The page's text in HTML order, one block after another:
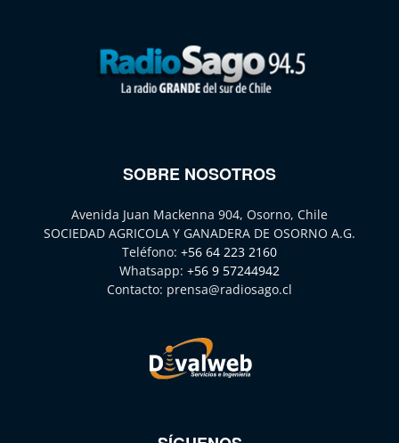
SOBRE NOSOTROS
Avenida Juan Mackenna 904, Osorno, Chile
SOCIEDAD AGRICOLA Y GANADERA DE OSORNO A.G.
Teléfono: +56 64 223 2160
Whatsapp: +56 9 57244942
Contacto: prensa@radiosago.cl